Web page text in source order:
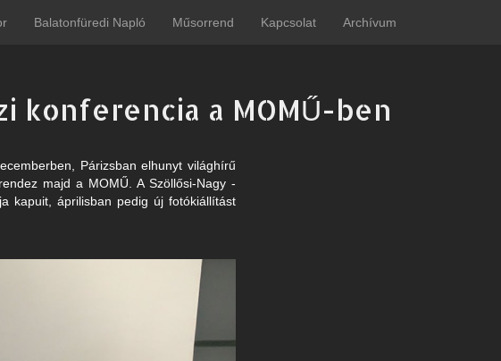
Balatonfüredi Napló Műsorrend Kapcsolat Archívum
konferencia a MOMŰ-ben
Párizsban elhunyt világhírű
majd a MOMŰ. A Szöllősi-Nagy -
kapuit, áprilisban pedig új fotókiállítást